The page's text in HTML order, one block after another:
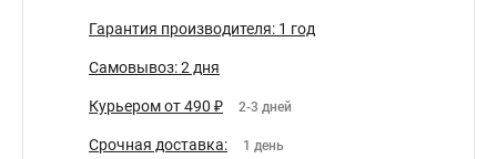
Гарантия производителя: 1 год
Самовывоз: 2 дня
Курьером от 490 ₽ 2-3 дней
Срочная доставка: 1 день